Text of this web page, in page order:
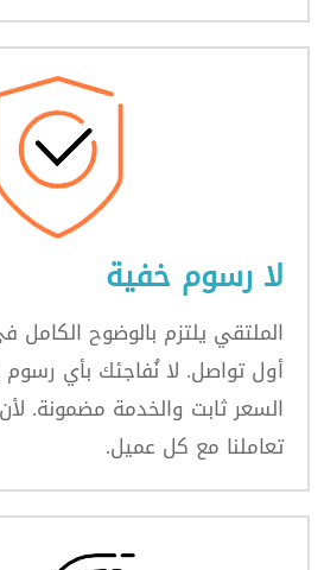
لا رسوم خفية
الملتقي يلتزم بالوضوح الكامل
أول تواصل. لا نُفاجئك بأي رسوم
السعر ثابت والخدمة مضمونة.
تعاملنا مع كل عميل.